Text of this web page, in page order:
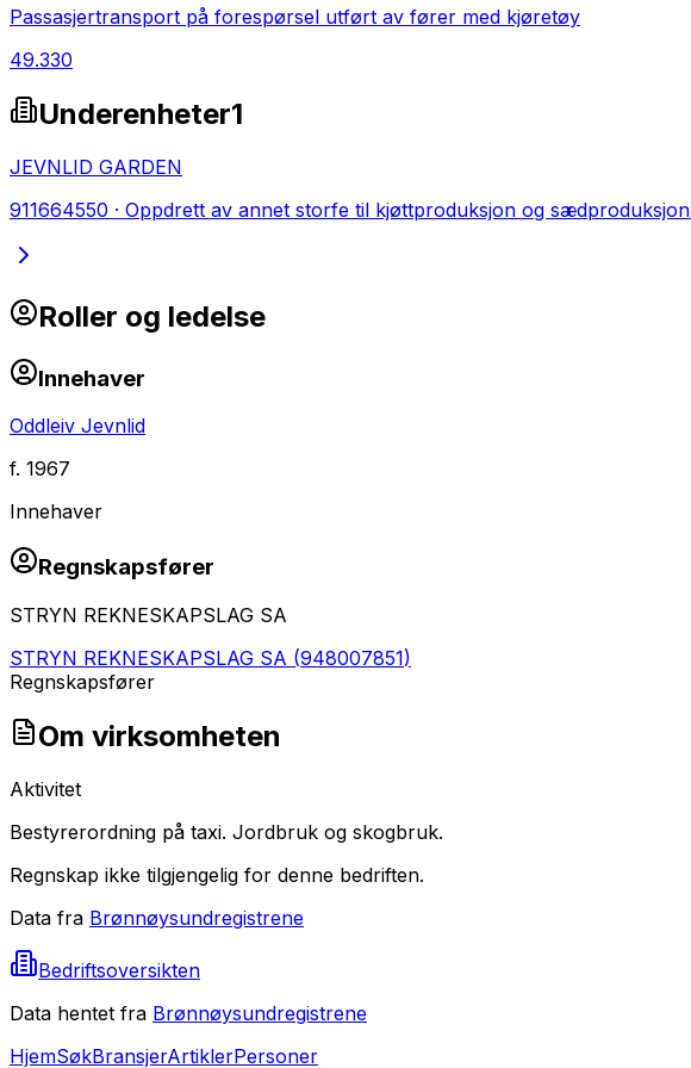
Passasjertransport på forespørsel utført av fører med kjøretøy
49.330
Underenheter1
JEVNLID GARDEN
911664550 · Oppdrett av annet storfe til kjøttproduksjon og sædproduksjon
Roller og ledelse
Innehaver
Oddleiv Jevnlid
f. 1967
Innehaver
Regnskapsfører
STRYN REKNESKAPSLAG SA
STRYN REKNESKAPSLAG SA (948007851)
Regnskapsfører
Om virksomheten
Aktivitet
Bestyrerordning på taxi. Jordbruk og skogbruk.
Regnskap ikke tilgjengelig for denne bedriften.
Data fra Brønnøysundregistrene
Bedriftsoversikten
Data hentet fra Brønnøysundregistrene
HjemSøkBransjerArtiklerPersoner